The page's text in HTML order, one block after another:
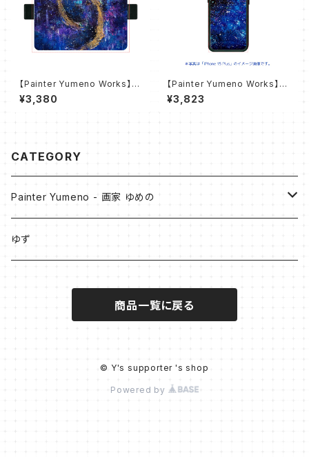
【Painter Yumeno Works】雨
の神々 スマホケース【手帳型ケ
ース】
¥3,380
【Painter Yumeno Works】永
劫の定め スマホケース【iPhon
e用ラバーケース】
¥3,823
CATEGORY
Painter Yumeno - 画家 ゆめの
原画
- Collection of Blue -
作品デザイングッズ
PainterYumeno×illust_coffret
ゆず
商品一覧に戻る
© Y's supporter 's shop
Powered by